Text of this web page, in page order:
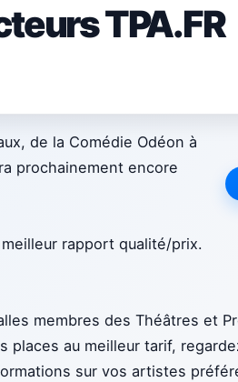
TPA.FR
de la Comédie Odéon à
prochainement encore
rapport qualité/prix.
membres des Théâtres et
places au meilleur tarif,
sur vos artistes